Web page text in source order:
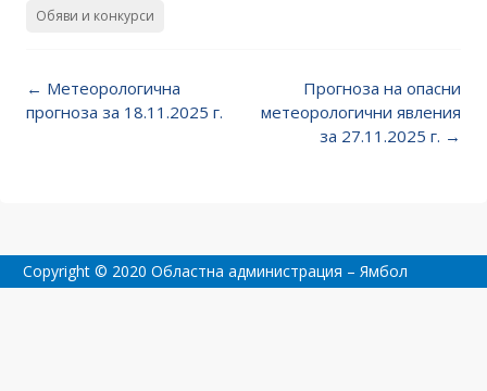
Обяви и конкурси
Post
navigation
← Метеорологична
прогноза за 18.11.2025 г.
Прогноза на опасни
метеорологични явления
за 27.11.2025 г. →
Copyright © 2020 Областна администрация – Ямбол